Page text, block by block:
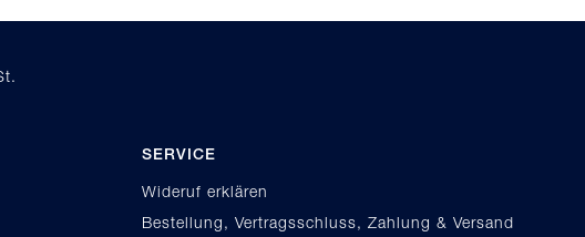
SERVICE
Wideruf erklären
Bestellung, Vertragsschluss, Zahlung & Versand